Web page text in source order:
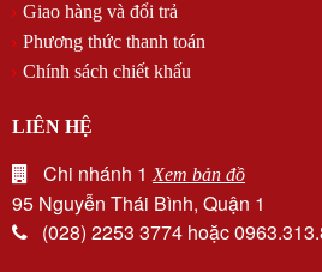
Giao hàng và đổi trả
Phương thức thanh toán
Chính sách chiết khấu
LIÊN HỆ
Chi nhánh 1Xem bản đồ
95 Nguyễn Thái Bình, Quận 1
(028) 2253 3774 hoặc